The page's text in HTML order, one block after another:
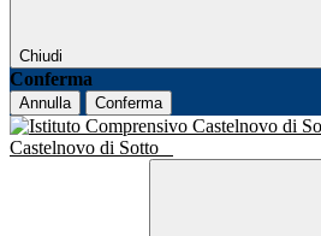
Chiudi
Conferma
Annulla Conferma
Castelnovo di Sotto